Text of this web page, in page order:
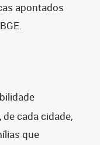
apontados
cada cidade,
que